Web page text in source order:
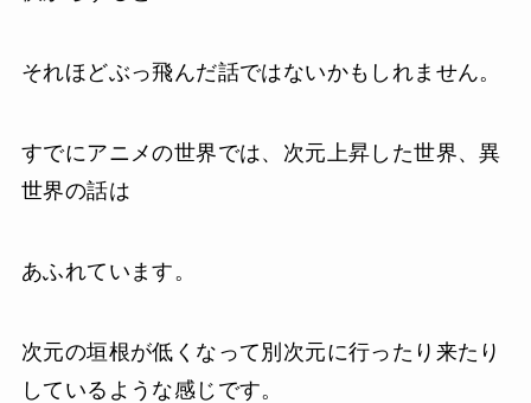
それほどぶっ飛んだ話ではないかもしれません。
すでにアニメの世界では、次元上昇した世界、異
世界の話は
あふれています。
次元の垣根が低くなって別次元に行ったり来たり
しているような感じです。